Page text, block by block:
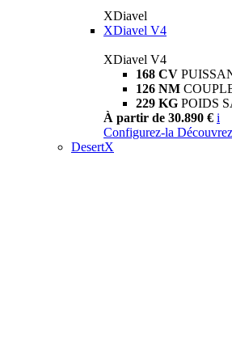
XDiavel
XDiavel V4
XDiavel V4
168 CV
126 NM
229 KG POIDS
À partir de 30.890 € i
Configurez-la
DesertX